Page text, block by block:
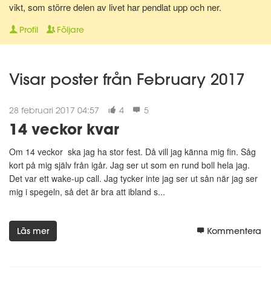
vikt, som större delen av livet har pendlat upp och ner.
Profil Följare
Visar poster från February 2017
28 februari 2017 04:57 4 5
14 veckor kvar
Om 14 veckor ska jag ha stor fest. Då vill jag känna mig fin. Såg
kort på mig själv från igår. Jag ser ut som en rund boll hela jag.
Det var ett wake-up call. Jag tycker inte jag ser ut sån när jag ser
mig i spegeln, så det är bra att ibland s...
Läs mer Kommentera